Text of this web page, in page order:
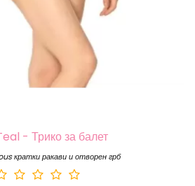
- Трико за балет
кратки ракави и отворен грб